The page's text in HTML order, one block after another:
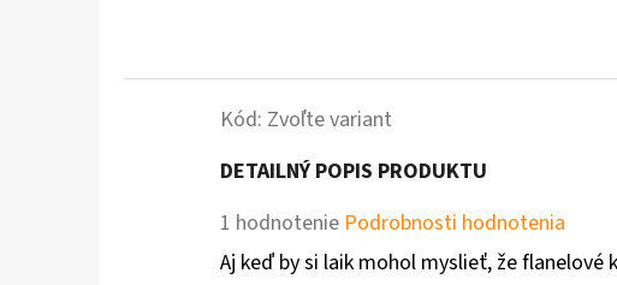
Kód: Zvoľte variant
DETAILNÝ POPIS PRODUKTU
Priemerné
hodnotenie
1 hodnotenie Podrobnosti hodnotenia
Aj keď by si laik mohol myslieť, že flanelové